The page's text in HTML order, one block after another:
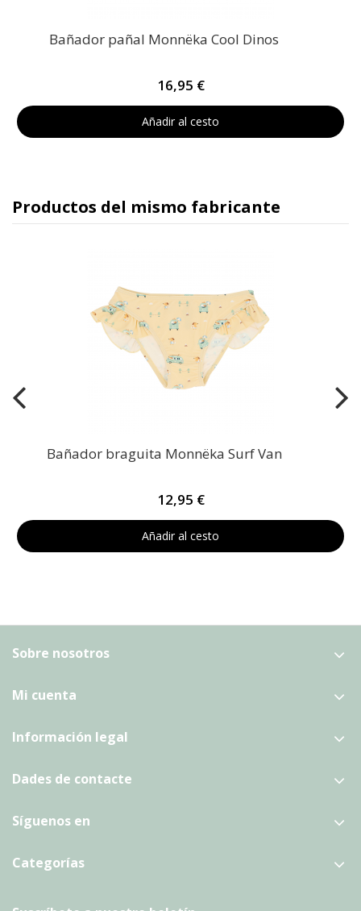
Bañador pañal Monnëka Cool Dinos
16,95 €
Añadir al cesto
Productos del mismo fabricante
Bañador braguita Monnëka Surf Van
12,95 €
Añadir al cesto
Sobre nosotros
Mi cuenta
Información legal
Dades de contacte
Síguenos en
Categorías